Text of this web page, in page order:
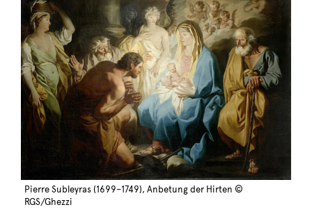
Pierre Subleyras (1699–1749), Anbetung der Hirten ©
RGS/Ghezzi